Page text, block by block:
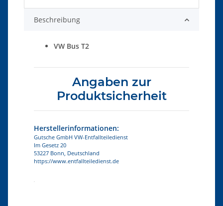
Beschreibung
VW Bus T2
Angaben zur
Produktsicherheit
Herstellerinformationen:
Gutsche GmbH VW-Entfallteiledienst
Im Gesetz 20
53227 Bonn, Deutschland
https://www.entfallteiledienst.de